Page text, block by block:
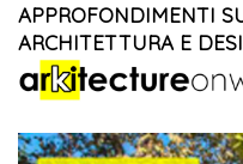
APPROFONDIMENTI
ARCHITETTURA E